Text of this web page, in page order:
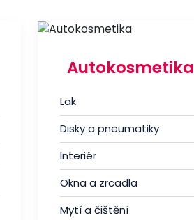
Autokosmetika
Lak
Disky a pneumatiky
Interiér
Okna a zrcadla
Mytí a čištění